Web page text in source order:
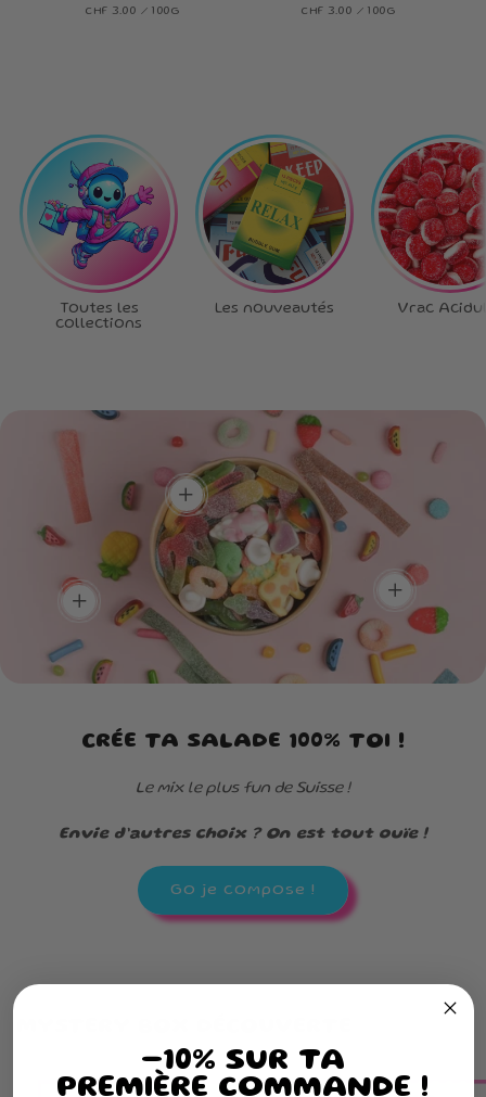
habituel
PRIX
CHF 3.00 / PAR
100G
habituel
PRIX
CHF 3.00 / PAR
100G
Toutes les
collections
Les nouveautés Vrac
CRÉE TA SALADE 100% TOI !
Le mix le plus fun de Suisse !
Envie d’autres choix ? On est tout ouïe !
Go je compose !
add
add
Plein de goûts,
zéro routine !
Un mélange unique pour
découvrir de nouvelles
saveurs à chaque
bouchée.
add
couleurs, un max
de saveurs !
Une box aussi belle à
regarder que délicieuse à
dévorer.
-10% SUR TA
PREMIÈRE COMMANDE !